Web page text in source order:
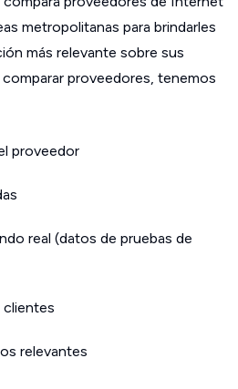
metropolitanas para brindarles
más relevante sobre sus
proveedores, tenemos
proveedor
real (datos de pruebas de
clientes
relevantes